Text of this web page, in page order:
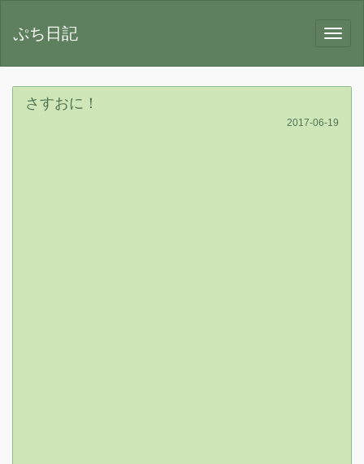
ぷち日記
さすおに！
2017-06-19